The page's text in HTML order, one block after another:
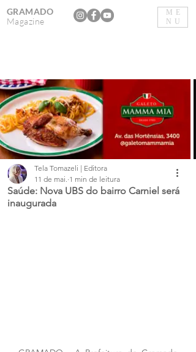
ME
NU
GRAMADO
Magazine
Saúde: Nova UBS do bairro Carniel será
inaugurada
Tela Tomazeli | Editora
11 de mai. 1 min de leitura